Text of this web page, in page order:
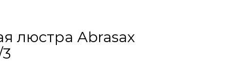
люстра Abrasax